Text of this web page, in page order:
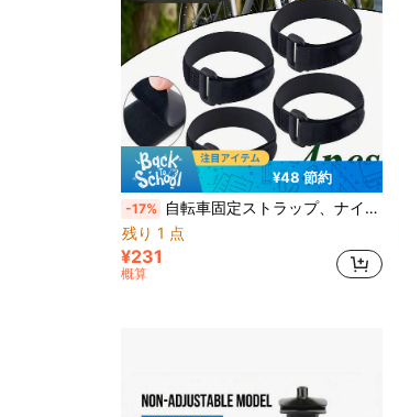
¥48 節約
-17% 自転車固定ストラップ、ナイロン素材フック&ループデザイン、多機能バインディングストラップ、調整可能な安定ストラップ、自転車ホイールバインディングストラップ、アウトドアサイクリングバインディングストラップ、長尺、すべての自転車ラック、ルーフラック/アウトドア/ガレージに適しています、自転車アクセサリー、アウトドアサイクリング、アウトドアスポーツ、自転車収納ラック
残り 1 点
¥231
概算